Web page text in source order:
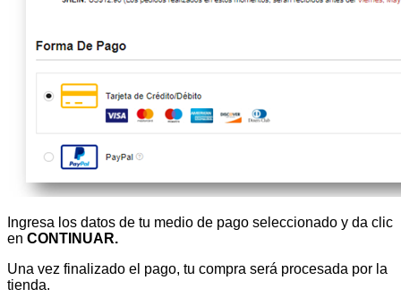
Ingresa los datos de tu medio de pago seleccionado y da clic
en CONTINUAR.
Una vez finalizado el pago, tu compra será procesada por la
tienda.